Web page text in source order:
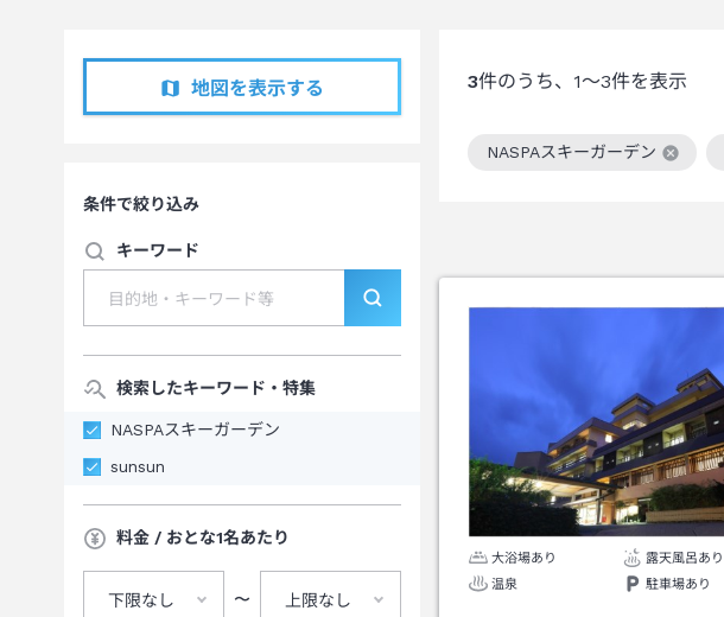
地図を表示する
条件で絞り込み
キーワード
検索したキーワード・特集
NASPAスキーガーデン
sunsun
料金 / おとな1名あたり
下限なし 〜 上限なし
3件のうち、 1～3件を表示
NASPAスキーガーデン
この絞り込み条件を解除
大浴場あり
露天風呂あり
温泉
駐車場あり